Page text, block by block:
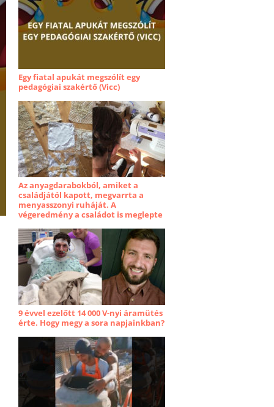
Egy fiatal apukát megszólít egy
pedagógiai szakértő (Vicc)
Az anyagdarabokból, amiket a
családjától kapott, megvarrta a
menyasszonyi ruháját. A
végeredmény a családot is meglepte
9 évvel ezelőtt 14 000 V-nyi áramütés
érte. Hogy megy a sora napjainkban?